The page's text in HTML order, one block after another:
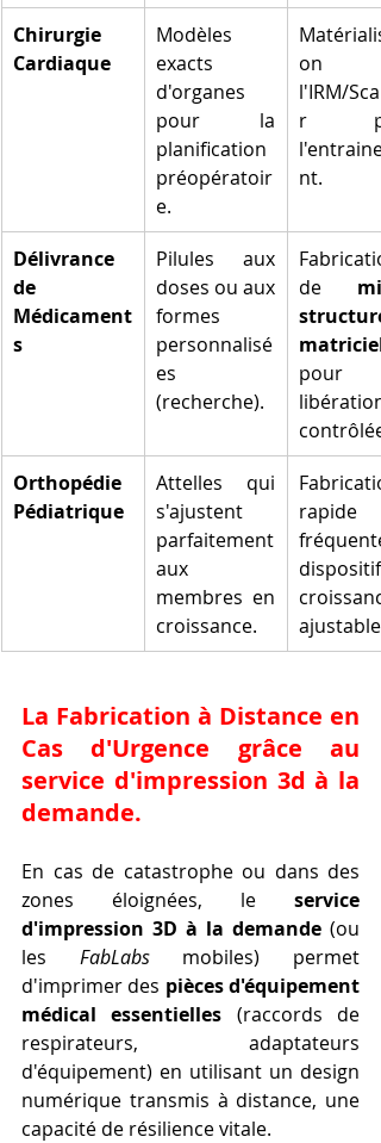
Chirurgie
Cardiaque
Modèles
exacts
d'organes
pour la
planification
préopératoir
e.
on
l'IRM/
r
nt.
Délivrance
de
Médicament
s
Pilules aux
doses ou aux
formes
personnalisé
es
(recherche).
de
pour
libérations
Orthopédie
Pédiatrique
Attelles qui
s'ajustent
parfaitement
aux
membres en
croissance.
rapide
croissance
ajustable.
La Fabrication à Distance en
service d'impression 3d à la
demande.
En cas de catastrophe ou dans des
zones éloignées, le service
d'impression 3D à la demande (ou
les FabLabs mobiles) permet
d'imprimer des pièces d'équipement
médical essentielles (raccords de
respirateurs, adaptateurs
d'équipement) en utilisant un design
numérique transmis à distance, une
capacité de résilience vitale.